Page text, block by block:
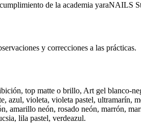
de la academia yaraNAILS
y correcciones a las prácticas.
top matte o brillo, Art gel blanco-
azul, violeta, violeta pastel, ultramarín,
amarillo neón, rosado neón, marrón,
lila pastel, verdeazul.